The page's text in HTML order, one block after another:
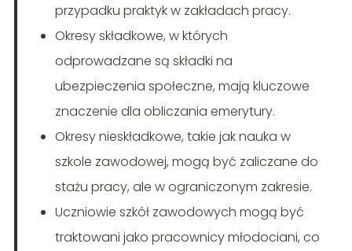
przypadku praktyk w zakładach pracy.
Okresy składkowe, w których
odprowadzane są składki na
ubezpieczenia społeczne, mają kluczowe
znaczenie dla obliczania emerytury.
Okresy nieskładkowe, takie jak nauka w
szkole zawodowej, mogą być zaliczane do
stażu pracy, ale w ograniczonym zakresie.
Uczniowie szkół zawodowych mogą być
traktowani jako pracownicy młodociani, co